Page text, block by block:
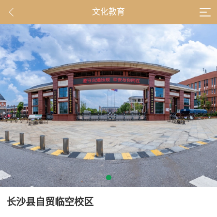
文化教育
长沙县自贸临空校区